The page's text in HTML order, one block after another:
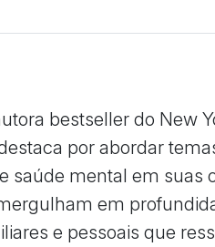
bestseller do New
por abordar
saúde mental em suas
em
e pessoais que